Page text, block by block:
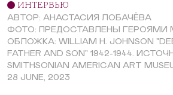
ИНТЕРВЬЮ
АВТОР: АНАСТАСИЯ ЛОБАЧЁВА
ФОТО: ПРЕДОСТАВЛЕНЫ ГЕРОЯМИ
ОБЛОЖКА: WILLIAM H. JOHNSON
FATHER AND SON" 1942-1944.
SMITHSONIAN AMERICAN ART
28 JUNE, 2023